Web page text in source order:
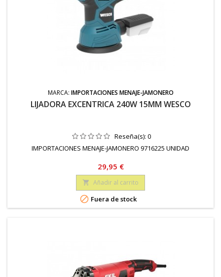
MARCA: IMPORTACIONES MENAJE-JAMONERO
LIJADORA EXCENTRICA 240W 15MM WESCO
Reseña(s): 0
IMPORTACIONES MENAJE-JAMONERO 9716225 UNIDAD
Precio
29,95 €
 Añadir al carrito
 Fuera de stock